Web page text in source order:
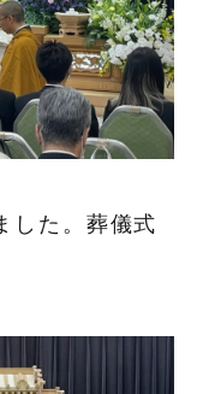
した。葬儀式